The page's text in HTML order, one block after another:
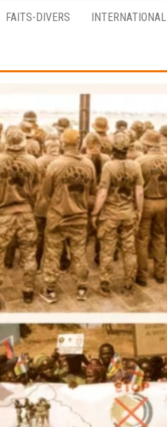
équilibrée
FAITS-DIVERS INTERNATIONAL